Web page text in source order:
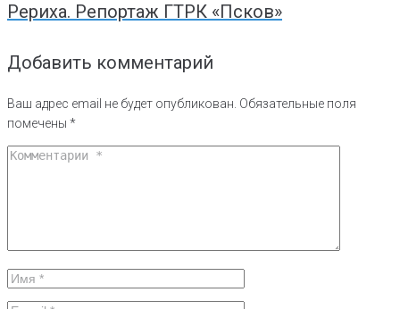
Рериха. Репортаж ГТРК «Псков»
Добавить комментарий
Ваш адрес email не будет опубликован. Обязательные поля
помечены *